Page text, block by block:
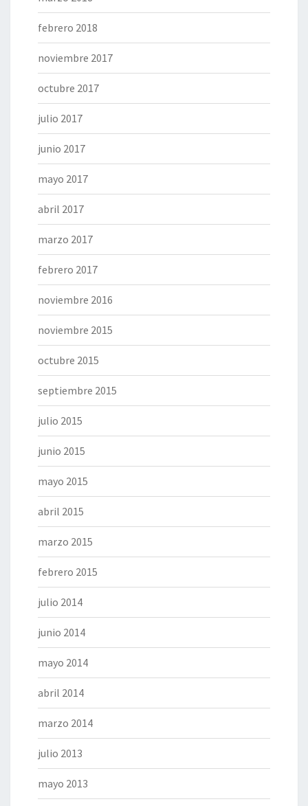
febrero 2018
noviembre 2017
octubre 2017
julio 2017
junio 2017
mayo 2017
abril 2017
marzo 2017
febrero 2017
noviembre 2016
noviembre 2015
octubre 2015
septiembre 2015
julio 2015
junio 2015
mayo 2015
abril 2015
marzo 2015
febrero 2015
julio 2014
junio 2014
mayo 2014
abril 2014
marzo 2014
julio 2013
mayo 2013